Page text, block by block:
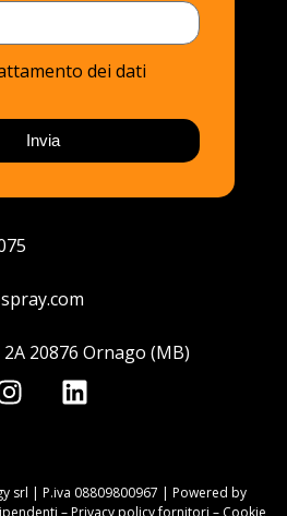
dei dati
Invia
20876 Ornago (MB)
srl | P.iva 08809800967 | Powered by
–Privacy policy fornitori – Cookie